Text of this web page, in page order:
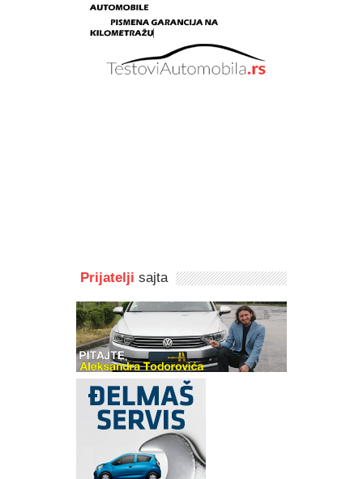
Prijatelji sajta